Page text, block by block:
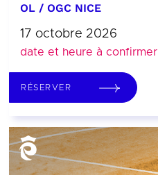
OL / OGC NICE
17 octobre 2026
date et heure à confirmer
RÉSERVER